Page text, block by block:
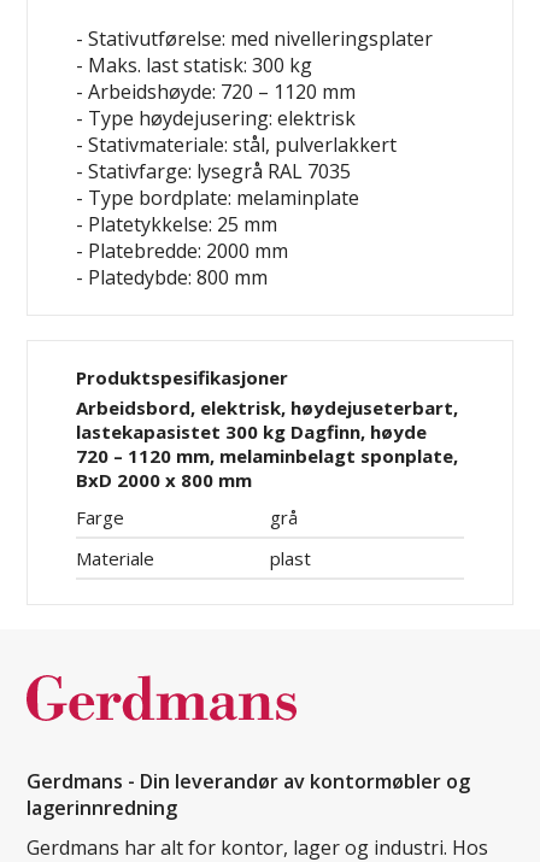
- Stativutførelse: med nivelleringsplater
- Maks. last statisk: 300 kg
- Arbeidshøyde: 720 – 1120 mm
- Type høydejusering: elektrisk
- Stativmateriale: stål, pulverlakkert
- Stativfarge: lysegrå RAL 7035
- Type bordplate: melaminplate
- Platetykkelse: 25 mm
- Platebredde: 2000 mm
- Platedybde: 800 mm
Produktspesifikasjoner
Arbeidsbord, elektrisk, høydejuseterbart,
lastekapasistet 300 kg Dagfinn, høyde
720 – 1120 mm, melaminbelagt sponplate,
BxD 2000 x 800 mm
Farge
grå
Materiale
plast
Gerdmans - Din leverandør av kontormøbler og
lagerinnredning
Gerdmans har alt for kontor, lager og industri. Hos